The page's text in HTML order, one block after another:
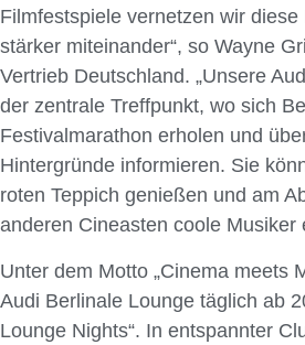
Filmfestspiele vernetzen wir diese
stärker miteinander“, so Wayne
Vertrieb Deutschland. „Unsere
der zentrale Treffpunkt, wo sich
Festivalmarathon erholen und
Hintergründe informieren. Sie
roten Teppich genießen und am
anderen Cineasten coole Musiker
Unter dem Motto „Cinema meets
Audi Berlinale Lounge täglich ab
Lounge Nights“. In entspannter